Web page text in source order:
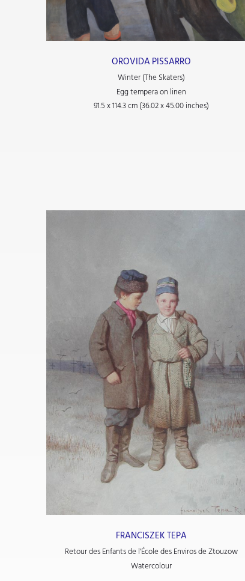
OROVIDA PISSARRO
Winter (The Skaters)
Egg tempera on linen
91.5 x 114.3 cm (36.02 x 45.00 inches)
FRANCISZEK TEPA
Retour des Enfants de l'École des Enviros de Ztouzow
Watercolour